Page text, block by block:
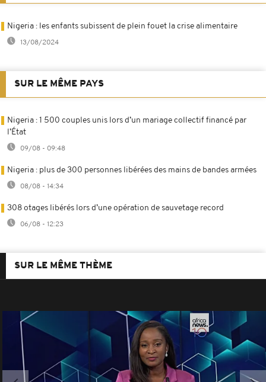
Nigeria : les enfants subissent de plein fouet la crise alimentaire
13/08/2024
SUR LE MÊME PAYS
Nigeria : 1 500 couples unis lors d’un mariage collectif financé par
l’État
09/08 - 09:48
Nigeria : plus de 300 personnes libérées des mains de bandes armées
08/08 - 14:34
308 otages libérés lors d’une opération de sauvetage record
06/08 - 12:23
SUR LE MÊME THÈME